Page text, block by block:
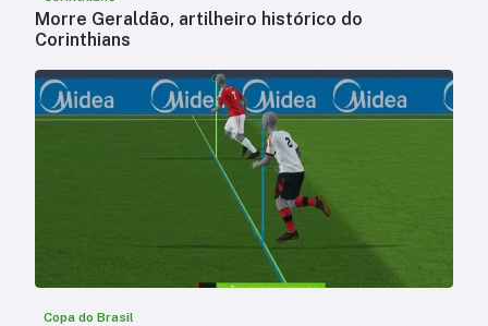
Morre Geraldão, artilheiro histórico do
Corinthians
Copa do Brasil